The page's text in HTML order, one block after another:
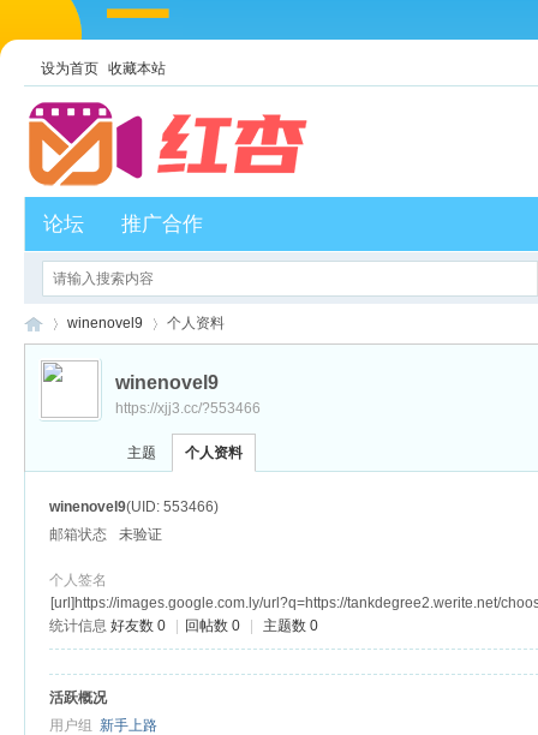
设为首页 收藏本站
论坛 推广合作
›
winenovel9 个人资料
winenovel9
https://xjj3.cc/?553466
主题 个人资料
winenovel9(UID: 553466)
邮箱状态
未验证
个人签名
[url]https://images.google.com.ly/url?q=https://tankdegree2.werite.net/
统计信息 好友数 0 回帖数 0 主题数 0
活跃概况
用户组新手上路